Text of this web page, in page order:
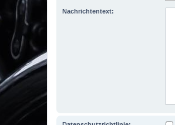
Nachrichtentext: